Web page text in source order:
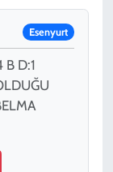
Esenyurt
B D:1